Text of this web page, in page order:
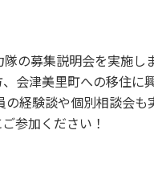
の募集説明会を実施しま
会津美里町への移住に
経験談や個別相談会も
参加ください！